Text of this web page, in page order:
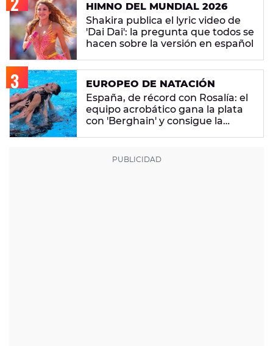
HIMNO DEL MUNDIAL 2026
Shakira publica el lyric video de
'Dai Dai': la pregunta que todos se
hacen sobre la versión en español
EUROPEO DE NATACIÓN
España, de récord con Rosalía: el
equipo acrobático gana la plata
con 'Berghain' y consigue la